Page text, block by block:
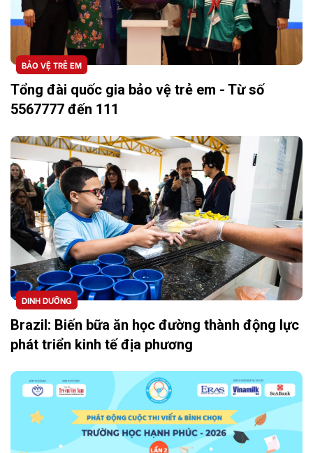
BẢO VỆ TRẺ EM
Tổng đài quốc gia bảo vệ trẻ em - Từ số
5567777 đến 111
DINH DƯỠNG
Brazil: Biến bữa ăn học đường thành động lực
phát triển kinh tế địa phương